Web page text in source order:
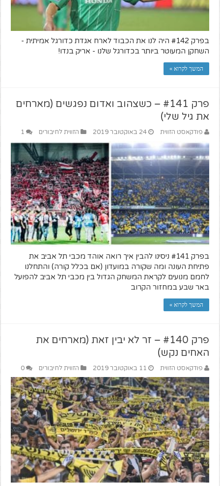
בפרק #142 היה לנו את הכבוד לארח אגדת כדורגל אמיתית -
השחקן המעוטר ביותר בכדורגל שלנו - אריק בנדו!
המשך לקרוא »
פרק #141 – כשצהוב ואדום נפגשים (מארחים
את גיל שלי)
פודקאסט הזווית 24 באוקטובר 2019 הזווית לחיבורים 1
בפרק #141 ניסינו להבין איך רואה אוהד מכבי תל אביב את
פתיחת העונה ומה שקורה במועדון (אם בכלל קורה) והתחלנו
לחמם מנועים לקראת המשחק הגדול בין מכבי תל אביב להפועל
באר שבע במחזור הקרוב
המשך לקרוא »
פרק #140 – זר לא יבין זאת (מארחים את
האחים נקש)
פודקאסט הזווית 11 באוקטובר 2019 הזווית לחיבורים 0